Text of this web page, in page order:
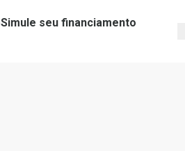
Simule seu financiamento